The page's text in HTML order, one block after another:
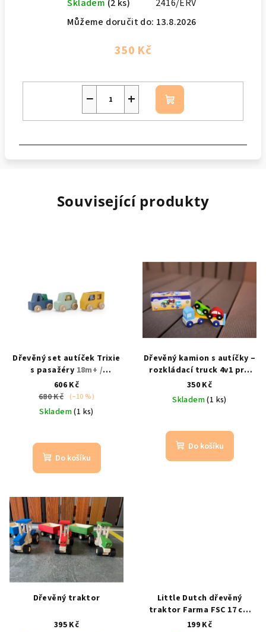
Skladem (2 ks)
2416/ERV
Můžeme doručit do: 13.8.2026
350 Kč
+
− Do
košíku
Související produkty
Dřevěný set autíček Trixie
s pasažéry 18m+ /
motorická hračka
606 Kč
680 Kč (–10 %)
Skladem(1 ks)
Do košíku
Dřevěný kamion s autíčky –
rozkládací truck 4v1 pro
od 3 let / tahač,
návěs, 2 autíčka
350 Kč
Skladem(1 ks)
Do košíku
Dřevěný traktor
395 Kč
Little Dutch dřevěný
traktor Farma FSC 17 cm
pro dětiod 12 m | FSC
199 Kč